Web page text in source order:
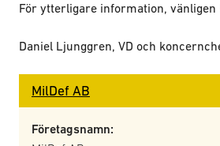
För ytterligare information, vänligen
Daniel Ljunggren, VD och
MilDef AB
Företagsnamn: